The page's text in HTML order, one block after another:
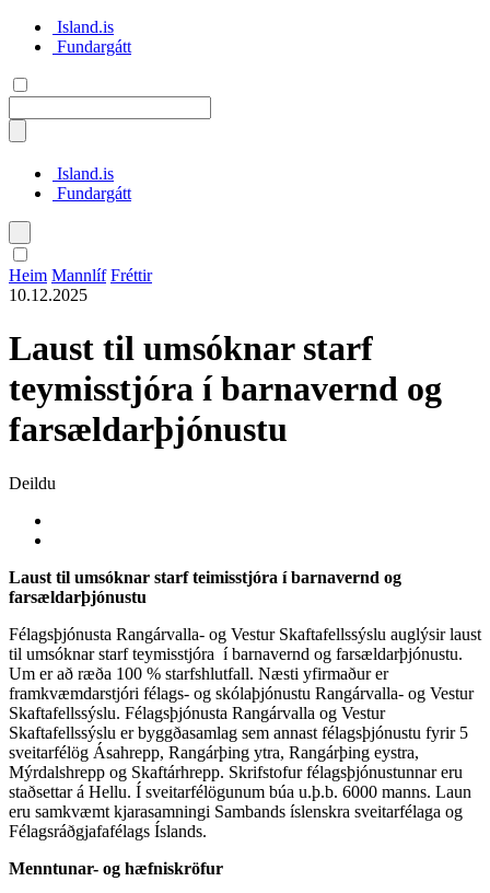
Island.is
Fundargátt
Island.is
Fundargátt
Polski
Heim Mannlíf Fréttir
10.12.2025
Laust til umsóknar starf
teymisstjóra í barnavernd og
farsældarþjónustu
Deildu
Laust til umsóknar starf teimisstjóra í barnavernd og
farsældarþjónustu
Félagsþjónusta Rangárvalla- og Vestur Skaftafellssýslu auglýsir laust
til umsóknar starf teymisstjóra í barnavernd og farsældarþjónustu.
Um er að ræða 100 % starfshlutfall. Næsti yfirmaður er
framkvæmdarstjóri félags- og skólaþjónustu Rangárvalla- og Vestur
Skaftafellssýslu. Félagsþjónusta Rangárvalla og Vestur
Skaftafellssýslu er byggðasamlag sem annast félagsþjónustu fyrir 5
sveitarfélög Ásahrepp, Rangárþing ytra, Rangárþing eystra,
Mýrdalshrepp og Skaftárhrepp. Skrifstofur félagsþjónustunnar eru
staðsettar á Hellu. Í sveitarfélögunum búa u.þ.b. 6000 manns. Laun
eru samkvæmt kjarasamningi Sambands íslenskra sveitarfélaga og
Félagsráðgjafafélags Íslands.
Menntunar- og hæfniskröfur